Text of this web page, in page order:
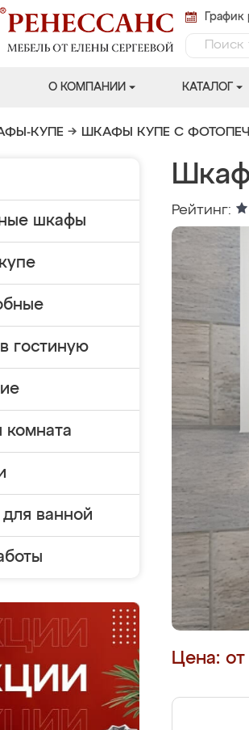
О КОМПАНИИ КАТАЛОГ
КУПЕ → ШКАФЫ КУПЕ С
шкафы
гостиную
комната
ванной
Рейтинг:
Цена: